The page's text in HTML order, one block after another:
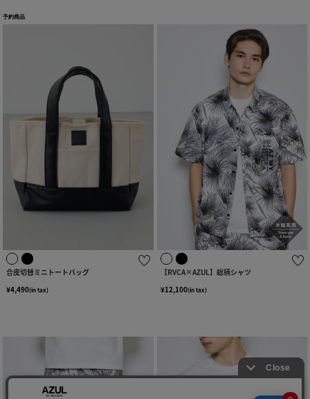
予約商品
合皮切替ミニトートバッグ
¥4,490(in tax)
【RVCA×AZUL】総柄シャツ
¥12,100(in tax)